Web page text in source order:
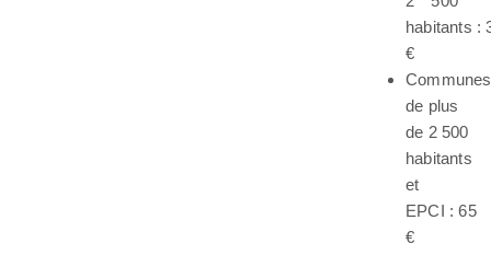
habitants :
€
Communes
de plus
de 2 500
habitants
et
EPCI : 65
€